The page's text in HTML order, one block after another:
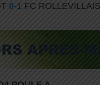
0-1 FC ROLLEVILLAIS